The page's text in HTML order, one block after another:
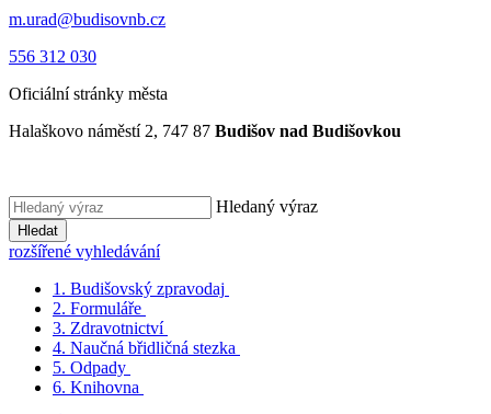
m.urad@budisovnb.cz
556 312 030
Oficiální stránky města
Halaškovo náměstí 2, 747 87 Budišov nad Budišovkou
Hledaný výraz
Hledat
rozšířené vyhledávání
1. Budišovský zpravodaj
2. Formuláře
3. Zdravotnictví
4. Naučná břidličná stezka
5. Odpady
6. Knihovna